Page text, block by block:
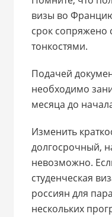
визы во
срок сопряжено
тонкостями.
Подачей
необходимо
месяца до
Изменить
долгосрочный,
невозможно.
студенческая
россиян для
нескольких